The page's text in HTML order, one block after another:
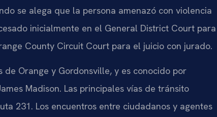
se alega que la persona amenazó con violencia
inicialmente en el General District Court para
County Circuit Court para el juicio con jurado.
Orange y Gordonsville, y es conocido por
Madison. Las principales vías de tránsito
231. Los encuentros entre ciudadanos y agentes